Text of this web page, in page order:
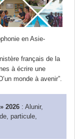
en Asie-
français de la
à écrire une
monde à avenir”.
2026: Alunir,
particule,